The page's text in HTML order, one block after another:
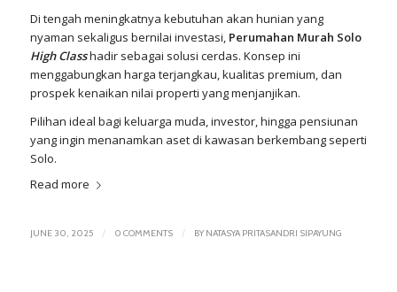
Di tengah meningkatnya kebutuhan akan hunian yang
nyaman sekaligus bernilai investasi, Perumahan Murah Solo
High Classhadir sebagai solusi cerdas. Konsep ini
menggabungkan harga terjangkau, kualitas premium, dan
prospek kenaikan nilai properti yang menjanjikan.
Pilihan ideal bagi keluarga muda, investor, hingga pensiunan
yang ingin menanamkan aset di kawasan berkembang seperti
Solo.
Read more
JUNE 30, 2025 / 0 COMMENTS / BYNATASYA PRITASANDRI SIPAYUNG